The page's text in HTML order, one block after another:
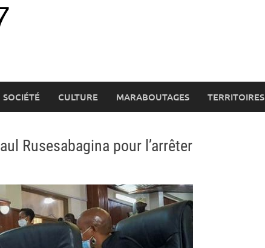
SOCIÉTÉ CULTURE MARABOUTAGES TERRITOIRES
Rusesabagina pour l’arrêter